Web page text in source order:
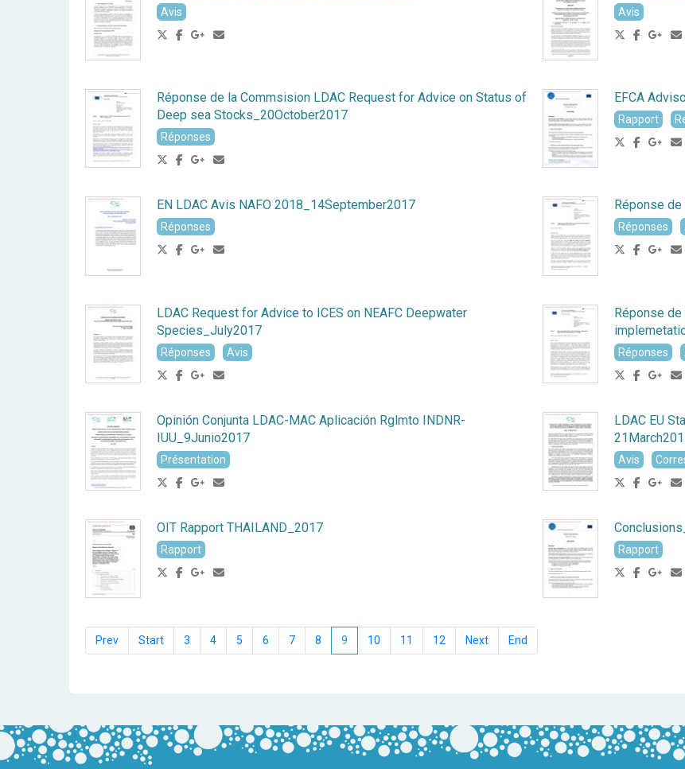
Avis Avis
Réponse de la Commsision LDAC Request for Advice on Status of
Deep sea Stocks_20October2017
Réponses
EFCA
Rapport
EN LDAC Avis NAFO 2018_14September2017
Réponses
Réponse
Réponses
LDAC Request for Advice to ICES on NEAFC Deepwater
Species_July2017
Réponses Avis
Réponse
Réponses
Opinión Conjunta LDAC-MAC Aplicación Rglmto INDNR-
IUU_9Junio2017
Présentation
LDAC EU
Avis
OIT Rapport THAILAND_2017
Rapport Rapport
3 4 5 6 7 8 9 10 11 12